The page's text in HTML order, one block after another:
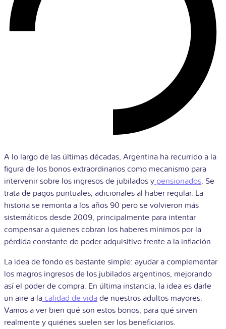
A lo largo de las últimas décadas, Argentina ha recurrido a la
figura de los bonos extraordinarios como mecanismo para
intervenir sobre los ingresos de jubilados y pensionados. Se
trata de pagos puntuales, adicionales al haber regular. La
historia se remonta a los años 90 pero se volvieron más
sistemáticos desde 2009, principalmente para intentar
compensar a quienes cobran los haberes mínimos por la
pérdida constante de poder adquisitivo frente a la inflación.
La idea de fondo es bastante simple: ayudar a complementar
los magros ingresos de los jubilados argentinos, mejorando
así el poder de compra. En última instancia, la idea es darle
un aire a la calidad de vida de nuestros adultos mayores.
Vamos a ver bien qué son estos bonos, para qué sirven
realmente y quiénes suelen ser los beneficiarios.